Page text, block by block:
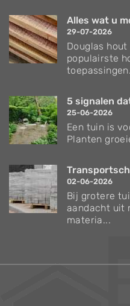
Alles wat u
29-07-2026
Douglas
populairste
5 signalen
25-06-2026
Een tuin is
Planten
02-06-2026
Bij grotere
aandacht uit
materia...